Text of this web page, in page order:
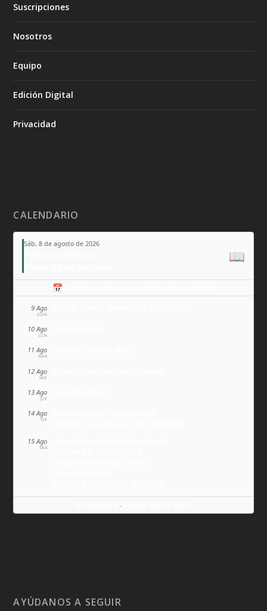
Suscripciones
Nosotros
Equipo
Edición Digital
Privacidad
CALENDARIO
Sáb, 8 de agosto de 2026
📖
📅 Añade todo a tu calendario personal
9 Ago
DOM
10 Ago
LUN
11 Ago
MAR
12 Ago
MIÉ
13 Ago
JUE
14 Ago
VIE
15 Ago
SÁB
·
AYÚDANOS A SEGUIR